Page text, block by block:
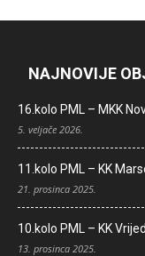
NAJNOVIJE
16.kolo PML – MKK
5. veljače 2026.
11.kolo PML – KK
21. prosinca 2025.
10.kolo PML – KK
13. prosinca 2025.